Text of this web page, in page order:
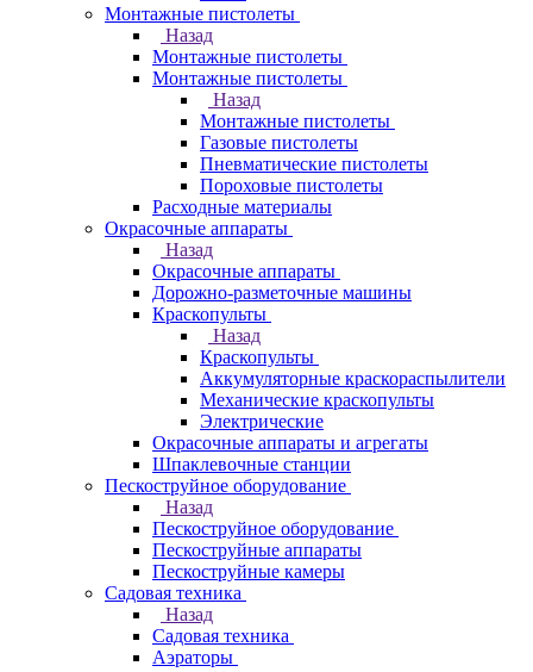
Монтажные пистолеты
Назад
Монтажные пистолеты
Монтажные пистолеты
Назад
Монтажные пистолеты
Газовые пистолеты
Пневматические пистолеты
Пороховые пистолеты
Расходные материалы
Окрасочные аппараты
Назад
Окрасочные аппараты
Дорожно-разметочные машины
Краскопульты
Назад
Краскопульты
Аккумуляторные краскораспылители
Механические краскопульты
Электрические
Окрасочные аппараты и агрегаты
Шпаклевочные станции
Пескоструйное оборудование
Назад
Пескоструйное оборудование
Пескоструйные аппараты
Пескоструйные камеры
Садовая техника
Назад
Садовая техника
Аэраторы